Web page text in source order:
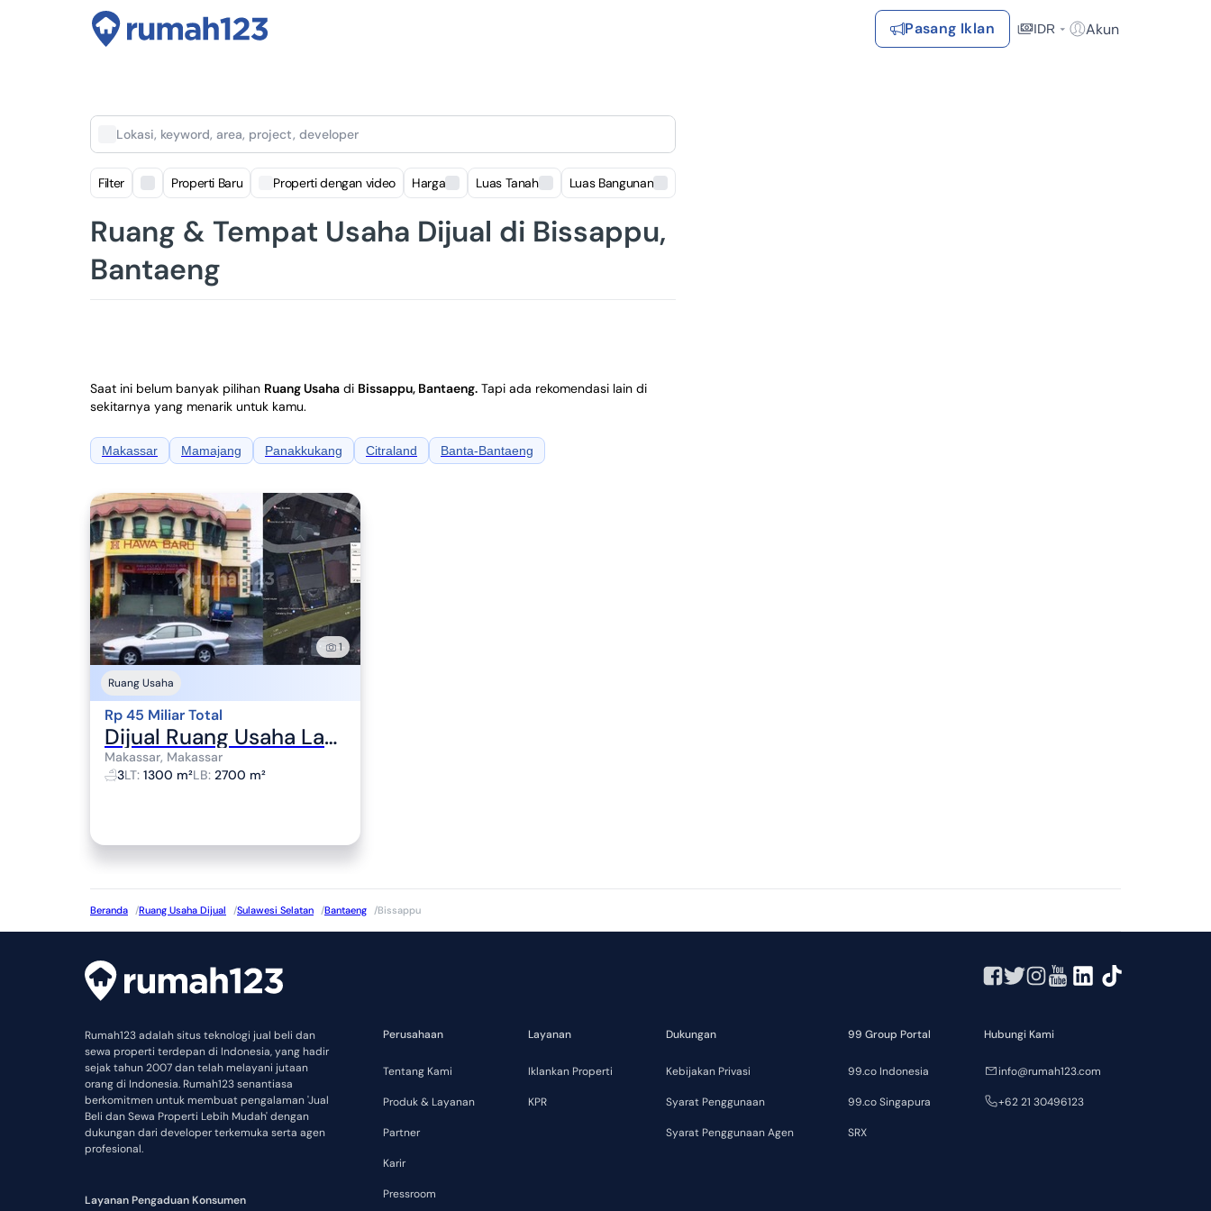
Pasang Iklan IDR Akun
Lokasi, keyword, area, project, developer
Filter Properti Baru Properti dengan video Harga Luas Tanah Luas Bangunan
Ruang & Tempat Usaha Dijual di Bissappu,
Bantaeng
Saat ini belum banyak pilihan Ruang Usaha di Bissappu, Bantaeng. Tapi ada rekomendasi lain di
sekitarnya yang menarik untuk kamu.
Makassar Mamajang Panakkukang Citraland Banta-Bantaeng
1
Ruang Usaha
Rp 45 Miliar Total
Dijual Ruang Usaha Latimojong
Makassar, Makassar
3LT: 1300 m²LB: 2700 m²
Beranda /Ruang Usaha Dijual /Sulawesi Selatan /Bantaeng /Bissappu
Rumah123 adalah situs teknologi jual beli dan
sewa properti terdepan di Indonesia, yang hadir
sejak tahun 2007 dan telah melayani jutaan
orang di Indonesia. Rumah123 senantiasa
berkomitmen untuk membuat pengalaman 'Jual
Beli dan Sewa Properti Lebih Mudah' dengan
dukungan dari developer terkemuka serta agen
profesional.
Layanan Pengaduan Konsumen
Perusahaan
Tentang Kami
Produk & Layanan
Partner
Karir
Pressroom
Layanan
Iklankan Properti
KPR
Dukungan
Kebijakan Privasi
Syarat Penggunaan
Syarat Penggunaan Agen
99 Group Portal
99.co Indonesia
99.co Singapura
SRX
Hubungi Kami
info@rumah123.com
+62 21 30496123